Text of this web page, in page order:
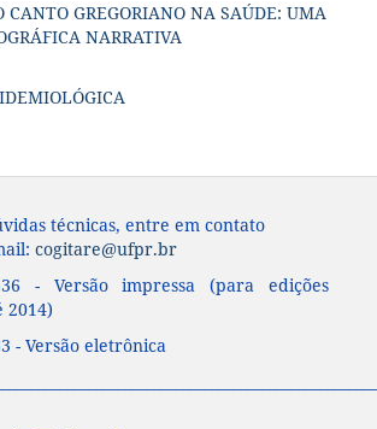
CANTO GREGORIANO NA SAÚDE: UMA
NARRATIVA
técnicas, entre em contato
cogitare@ufpr.br
- Versão impressa (para edições
2014)
- Versão eletrônica